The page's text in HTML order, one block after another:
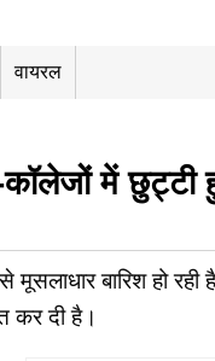
वायरल
में छुट्टी
बारिश हो रही
कर दी है।